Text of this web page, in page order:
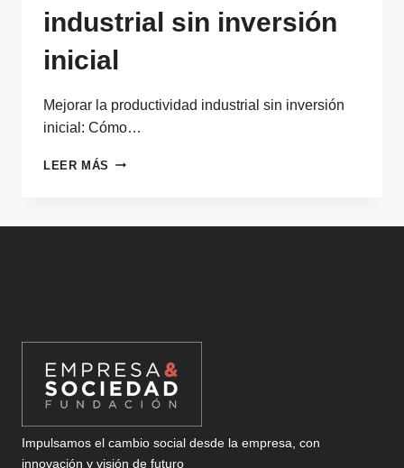
industrial sin inversión
inicial
Mejorar la productividad industrial sin inversión
inicial: Cómo…
LEER MÁS MEJORAR
Impulsamos el cambio social desde la empresa, con
innovación y visión de futuro